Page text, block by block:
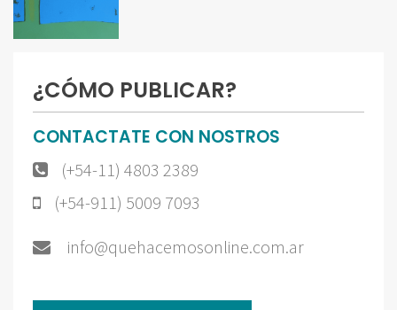
¿CÓMO PUBLICAR?
CONTACTATE CON NOSTROS
(+54-11) 4803 2389
(+54-911) 5009 7093
info@quehacemosonline.com.ar